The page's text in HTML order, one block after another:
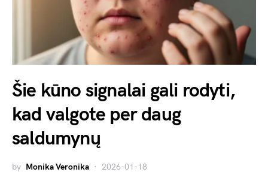
Šie kūno signalai gali rodyti,
kad valgote per daug
saldumynų
by Monika Veronika 2026-01-18